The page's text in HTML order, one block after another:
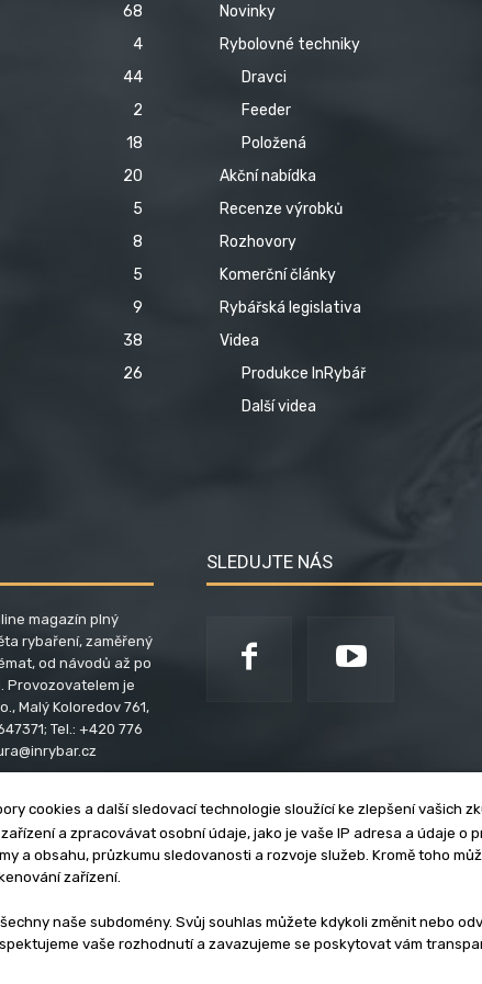
68
4
44
2
18
20
5
8
5
9
38
26
Novinky
Rybolovné techniky
Dravci
Feeder
Položená
Akční nabídka
Recenze výrobků
Rozhovory
Komerční články
Rybářská legislativa
Videa
Produkce InRybář
Další videa
magazín plný
rybaření, zaměřený
od návodů až po
Provozovatelem je
Malý Koloredov 761,
Tel.: +420 776
SLEDUJTE NÁS
Kontakt Reklama Zásady soukromí Privacy
www.inrybar.cz 2013 - 2026 | Na veškerý materiál, který je zde
cookies a další sledovací technologie sloužící ke zlepšení vašich
a zpracovávat osobní údaje, jako je vaše IP adresa a údaje o
a obsahu, průzkumu sledovanosti a rozvoje služeb. Kromě toho
zařízení.
naše subdomény. Svůj souhlas můžete kdykoli změnit nebo
vaše rozhodnutí a zavazujeme se poskytovat vám